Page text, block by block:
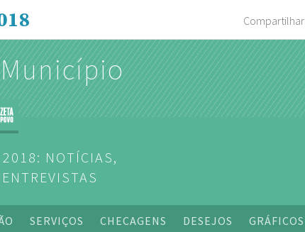
Compartilhar
2018: NOTÍCIAS,
SERVIÇOS CHECAGENS DESEJOS GRÁFICOS